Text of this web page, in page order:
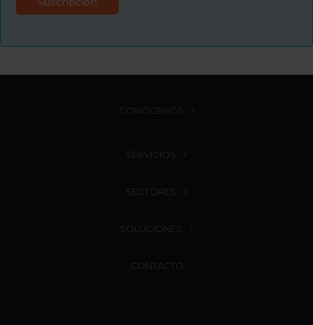
CONÓCENOS
SERVICIOS
SECTORES
SOLUCIONES
CONTACTO